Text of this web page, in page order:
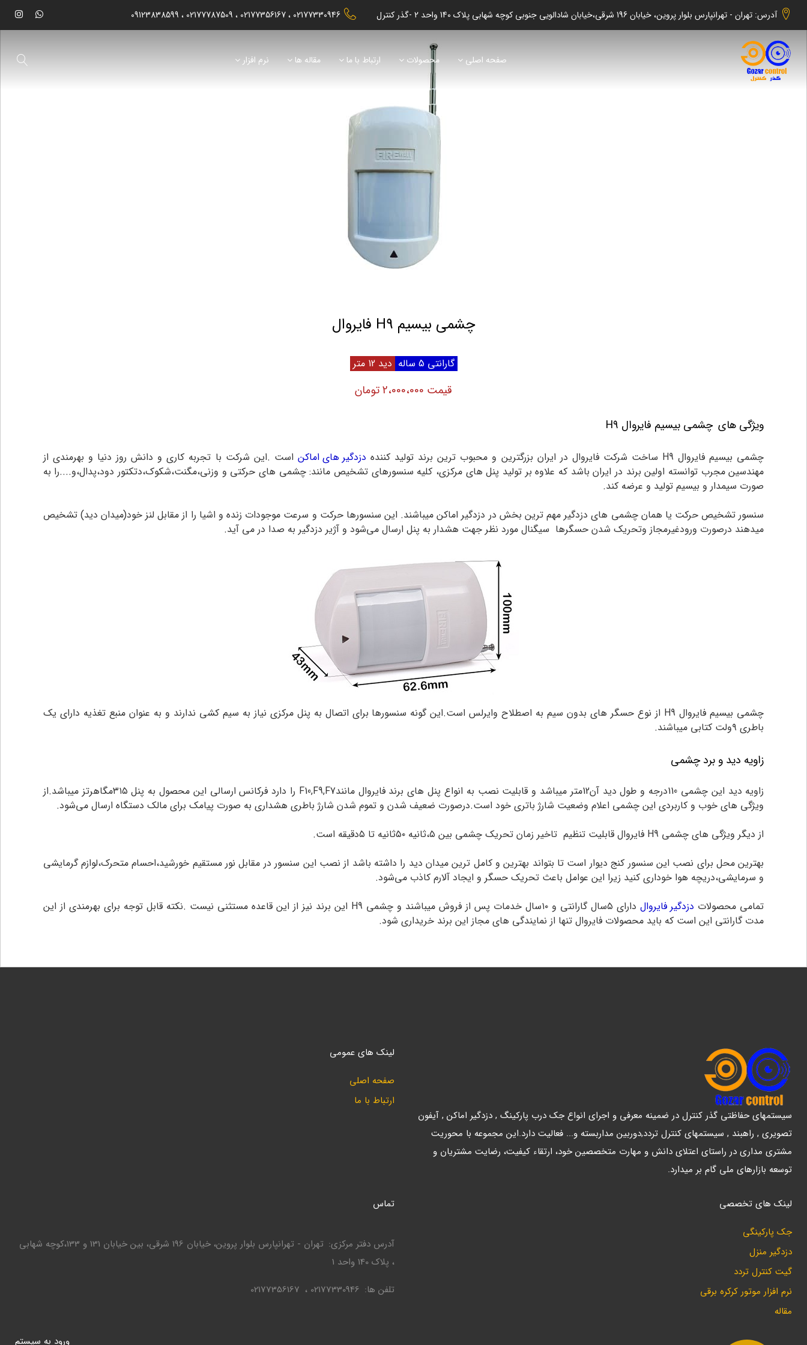
آدرس: تهران - تهرانپارس بلوار پروین، خیابان 196 شرقی،خیابان شادالویی جنوبی کوچه شهابی پلاک 140 واحد 2 -گذر کنترل 02177330946
02177356167
02177787509
09123838599
صفحه اصلی محصولات ارتباط با ما مقاله ها نرم افزار
چشمی بیسیم H9 فایروال
گارانتی 5 ساله دید 12 متر
قیمت 2،000،000 تومان
ویژگی های چشمی بیسیم فایروال H9
چشمی بیسیم فایروال H9 ساخت شرکت فایروال در ایران بزرگترین و محبوب ترین برند تولید کننده دزدگیر های اماکن است .این شرکت با تجربه کاری و دانش روز دنیا و بهرمندی از
مهندسین مجرب توانسته اولین برند در ایران باشد که علاوه بر تولید پنل های مرکزی، کلیه سنسورهای تشخیص مانند: چشمی های حرکتی و وزنی،مگنت،شکوک،دتکتور دود،پدال،و....را به
صورت سیمدار و بیسیم تولید و عرضه کند.
سنسور تشخیص حرکت یا همان چشمی های دزدگیر مهم ترین بخش در دزدگیر اماکن میباشند. این سنسورها حرکت و سرعت موجودات زنده و اشیا را از مقابل لنز خود(میدان دید) تشخیص
میدهند درصورت ورودغیرمجاز وتحریک شدن حسگرها سیگنال مورد نظر جهت هشدار به پنل ارسال می‌شود و آژیر دزدگیر به صدا در می آيد.
چشمی بیسیم فایروال H9
از نوع حسگر های بدون سیم به اصطلاح وایرلس است.این گونه سنسورها برای اتصال به پنل مرکزی نیاز به سیم کشی ندارند و به عنوان منبع تغذیه دارای یک
باطری ۹ولت کتابی میباشند.
زاویه دید و برد چشمی
زاویه دید این چشمی 110درجه و طول دید آن12متر میباشد و قابلیت نصب به انواع پنل های برند فایروال مانندF10,F9,F7 را دارد فرکانس ارسالی این محصول به پنل ۳۱۵مگاهرتز میباشد.از
ویژگی های خوب و کاربردی این چشمی اعلام وضعیت شارژ باتری خود است.درصورت ضعیف شدن و تموم شدن شارژ باطری هشداری به صورت پیامک برای مالک دستگاه ارسال می‌شود.
از دیگر ویژگی های چشمی H9 فایروال قابلیت تنظیم تاخیر زمان تحریک چشمی بین ۵،ثانیه ۵۰ثانیه تا ۵دقیقه است.
بهترین محل برای نصب این سنسور کنج دیوار است تا بتواند بهترین و کامل ترین میدان دید را داشته باشد از نصب این سنسور در مقابل نور مستقیم خورشید،احسام متحرک،لوازم گرمایشی
و سرمایشی،دریچه هوا خوداری کنید زیرا این عوامل باعث تحریک حسگر و ایجاد آلارم کاذب می‌شود.
تمامی محصولات دزدگیر فایروال
دارای ۵سال گارانتی و ۱۰سال خدمات پس از فروش میباشند و چشمی H9 این برند نیز از این قاعده مستثنی نیست .نکته قابل توجه برای بهرمندی از این
مدت گارانتی این است که باید محصولات فایروال تنها از نمایندگی های مجاز این برند خریداری شود.
سیستمهای حفاظتی گذر کنترل در ضمینه معرفی و اجرای انواع جک درب پارکینگ , دزدگیر اماکن , آیفون
تصویری , راهبند , سیستمهای کنترل تردد,دوربین مداربسته و... فعالیت دارد.این مجموعه با محوریت
مشتری مداری در راستای اعتلای دانش و مهارت متخصصین خود، ارتقاء کیفیت، رضایت مشتریان و
توسعه بازارهای ملی گام بر میدارد.
لینک های عمومی
صفحه اصلی
ارتباط با ما
لینک های تخصصی
جک پارکینگی
دزدگیر منزل
گیت کنترل تردد
نرم افزار موتور کرکره برقی
مقاله
تماس
آدرس دفتر مرکزی
تهران - تهرانپارس بلوار پروین، خیابان 196 شرقی، بین خیابان 131 و 133،کوچه شهابی
، پلاک 140 واحد 1
تلفن ها
02177330946
02177356167
ورود به سيستم